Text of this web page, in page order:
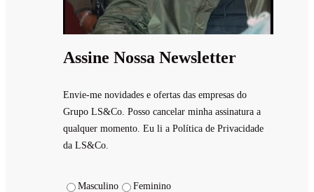
Assine Nossa Newsletter
Envie-me novidades e ofertas das empresas do
Grupo LS&Co. Posso cancelar minha assinatura a
qualquer momento. Eu li a Política de Privacidade
da LS&Co.
Masculino Feminino